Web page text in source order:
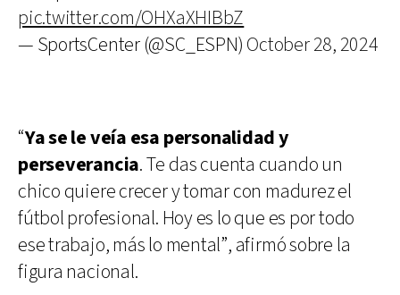
pic.twitter.com/OHXaXHIBbZ
— SportsCenter (@SC_ESPN) October 28, 2024
“Ya se le veía esa personalidad y
perseverancia. Te das cuenta cuando un
chico quiere crecer y tomar con madurez el
fútbol profesional. Hoy es lo que es por todo
ese trabajo, más lo mental”, afirmó sobre la
figura nacional.